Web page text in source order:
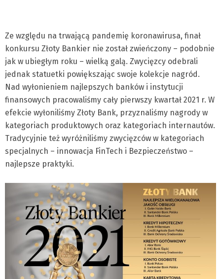
Ze względu na trwającą pandemię koronawirusa, finał
konkursu Złoty Bankier nie został zwieńczony – podobnie
jak w ubiegłym roku – wielką galą. Zwycięzcy odebrali
jednak statuetki powiększając swoje kolekcje nagród.
Nad wyłonieniem najlepszych banków i instytucji
finansowych pracowaliśmy cały pierwszy kwartał 2021 r. W
efekcie wyłoniliśmy Złoty Bank, przyznaliśmy nagrody w
kategoriach produktowych oraz kategoriach internautów.
Tradycyjnie też wyróżniliśmy zwycięzców w kategoriach
specjalnych – innowacja FinTech i Bezpieczeństwo –
najlepsze praktyki.